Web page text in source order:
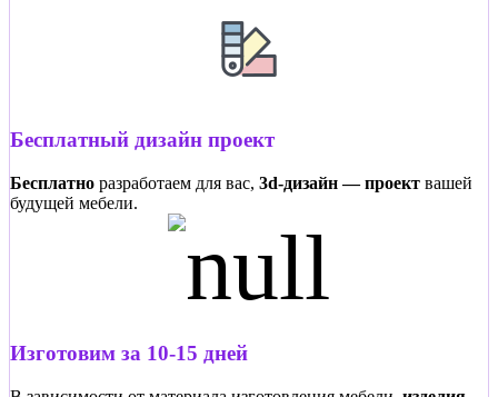
Бесплатный дизайн проект
Бесплатно разработаем для вас, 3d-дизайн — проект вашей
будущей мебели.
Изготовим за 10-15 дней